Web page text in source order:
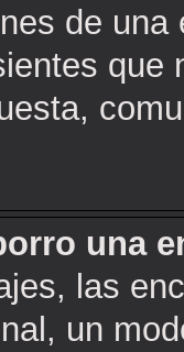
de
que
una
las
un